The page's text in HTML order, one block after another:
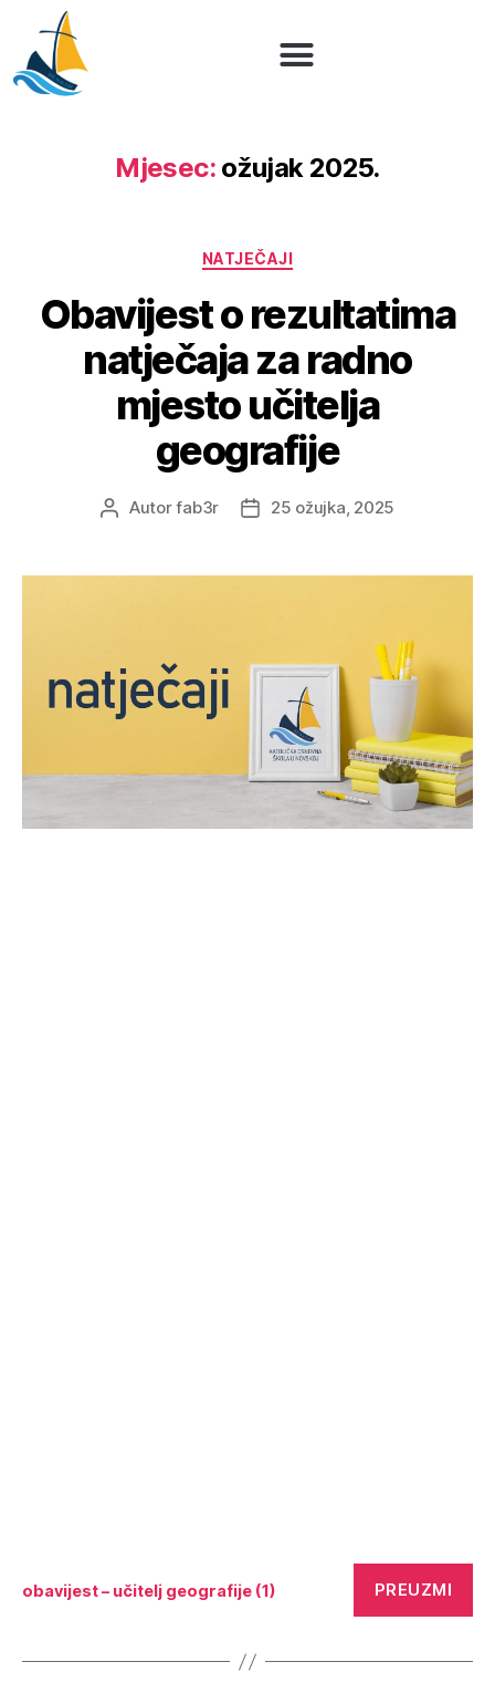
Mjesec: ožujak 2025.
NATJEČAJI
Obavijest o rezultatima
natječaja za radno
mjesto učitelja
geografije
Autorfab3r 25 ožujka, 2025
obavijest – učitelj geografije (1) PREUZMI